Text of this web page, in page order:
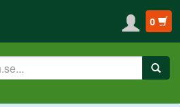
0